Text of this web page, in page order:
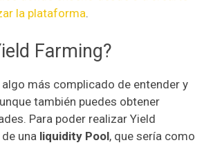
la plataforma.
Farming?
algo más complicado de entender y
también puedes obtener
Para poder realizar Yield
una liquidity Pool, que sería como